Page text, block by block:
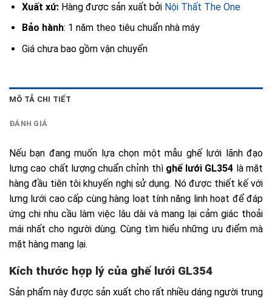
Xuất xứ:Hàng được sản xuất bởi Nội Thất The One
Bảo hành: 1 năm theo tiêu chuẩn nhà máy
Giá chưa bao gồm vận chuyển
MÔ TẢ CHI TIẾT
ĐÁNH GIÁ